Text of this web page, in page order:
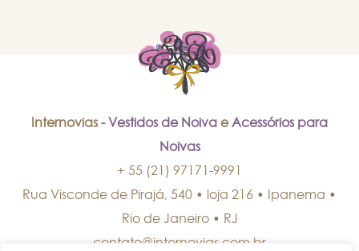
Internovias - Vestidos de Noiva e Acessórios para
Noivas
+ 55 (21) 97171-9991
Rua Visconde de Pirajá, 540 • loja 216 • Ipanema •
Rio de Janeiro• RJ
contato@internovias.com.br